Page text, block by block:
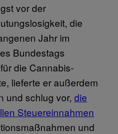
vor der
die
Jahr im
Bundestags
die Cannabis-
lieferte er außerdem
und schlug vor, die
Steuereinnahmen
und